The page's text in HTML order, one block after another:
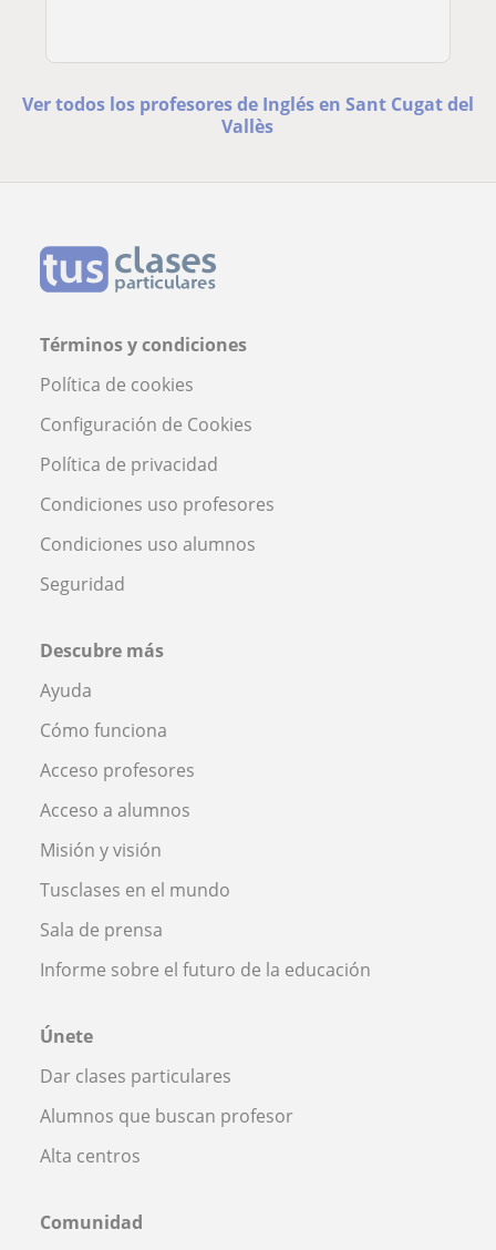
Ver todos los profesores de Inglés en Sant Cugat del
Vallès
Términos y condiciones
Política de cookies
Configuración de Cookies
Política de privacidad
Condiciones uso profesores
Condiciones uso alumnos
Seguridad
Descubre más
Ayuda
Cómo funciona
Acceso profesores
Acceso a alumnos
Misión y visión
Tusclases en el mundo
Sala de prensa
Informe sobre el futuro de la educación
Únete
Dar clases particulares
Alumnos que buscan profesor
Alta centros
Comunidad